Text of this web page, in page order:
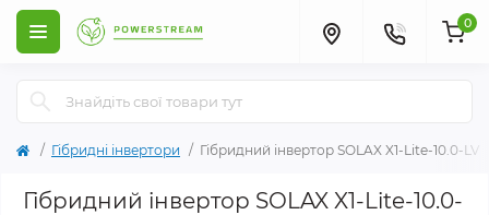
0
Гібридні інвертори Гібридний інвертор SOLAX X1-Lite-10.0-LV
Гібридний інвертор SOLAX X1-Lite-10.0-